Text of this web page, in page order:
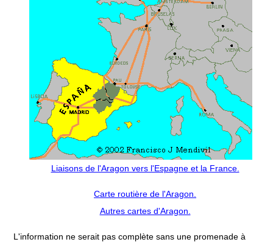
Liaisons de l'Aragon vers l'Espagne et la France.
Carte routière de l'Aragon.
Autres cartes d'Aragon.
L'information ne serait pas complète sans une promenade à